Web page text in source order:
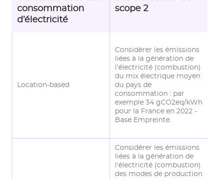
consommation
d’électricité
scope 2
Location-based
Considérer les émissions
liées à la génération de
l’électricité (combustion)
du mix électrique moyen
du pays de
consommation : par
exemple 34 gCO2eq/kWh
pour la France en 2022 -
Base Empreinte.
Considérer les émissions
liées à la génération de
l’électricité (combustion)
des modes de production